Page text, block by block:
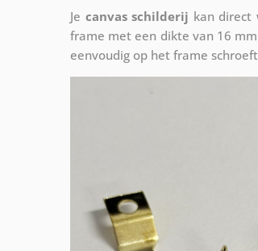
Je canvas schilderij kan direct
frame met een dikte van 16
eenvoudig op het frame